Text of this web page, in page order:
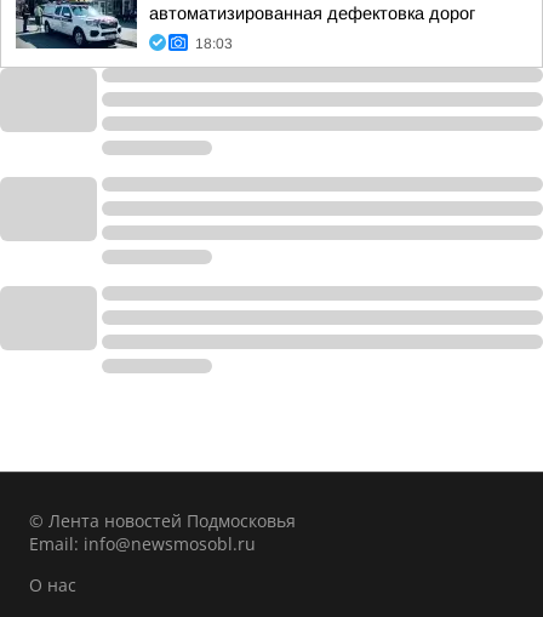
автоматизированная дефектовка дорог
18:03
© Лента новостей Подмосковья
Email: info@newsmosobl.ru
О нас